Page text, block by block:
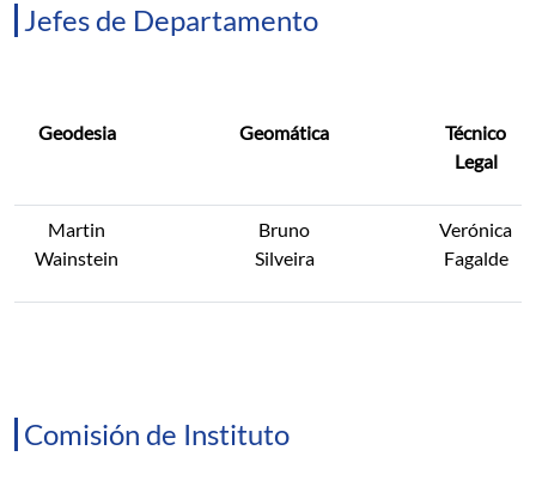
Jefes de Departamento
Geodesia Geomática
Técnico
Legal
Martin
Wainstein
Bruno
Silveira
Verónica
Fagalde
Comisión de Instituto